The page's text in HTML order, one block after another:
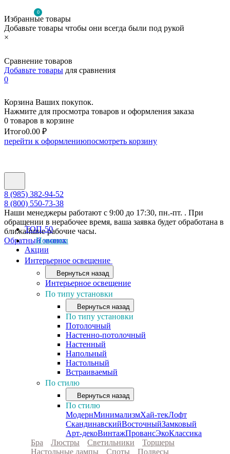
0
Избранные товары
Добавьте товары чтобы они всегда были под рукой
×
Сравнение товаров
Добавьте товары для сравнения
0
Корзина Ваших покупок.
Нажмите для просмотра товаров и оформления заказа
0 товаров в корзине
Итого0.00 ₽
перейти к оформлениюпосмотреть корзину
8 (985) 382-94-52
8 (800) 550-73-38
Наши менеджеры работают с 9:00 до 17:30, пн.-пт. . При
обращении в нерабочее время, ваша заявка будет обработана в
ближайшие рабочие часы.
Обратный звонок
ТОП-50
Новинки
Акции
Интерьерное освещение
Вернуться назад
Интерьерное освещение
По типу установки
Вернуться назад
По типу установки
Потолочный
Настенно-потолочный
Настенный
Напольный
Настольный
Встраиваемый
По стилю
Вернуться назад
По стилю
МодернМинимализмХай-текЛофт
СкандинавскийВосточныйЗамковый
Арт-декоВинтажПровансЭкоКлассика
Бра
Люстры Светильники
Торшеры
Настольные лампы
Споты
Подвесы